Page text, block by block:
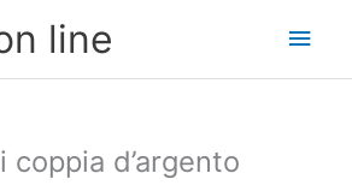
line
coppia d’argento